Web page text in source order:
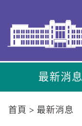
內
容
To
Center
最新消息
首頁 最新消息